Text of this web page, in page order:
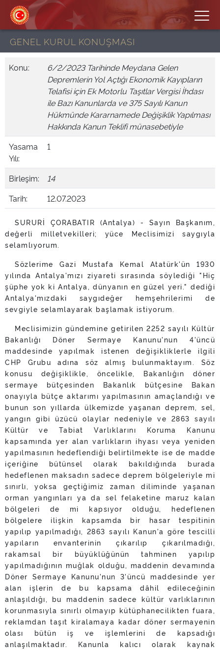
GENEL KURUL KONUŞMASI
Konu:
6/2/2023 Tarihinde Meydana Gelen
Depremlerin Yol Açtığı Ekonomik Kayıpların
Telafisi için Ek Motorlu Taşıtlar Vergisi İhdası
ile Bazı Kanunlarda ve 375 Sayılı Kanun
Hükmünde Kararnamede Değişiklik Yapılması
Hakkında Kanun Teklifi münasebetiyle
Yasama
Yılı:
1
Birleşim:
14
Tarih:
12.07.2023
SURURİ ÇORABATIR (Antalya) - Sayın Başkanım,
değerli milletvekilleri; yüce Meclisimizi saygıyla
selamlıyorum.
Sözlerime Gazi Mustafa Kemal Atatürk'ün 1930
yılında Antalya'mızı ziyareti sırasında söylediği "Hiç
şüphe yok ki Antalya, dünyanın en güzel yeri." dediği
Antalya'mızdaki saygıdeğer hemşehrilerimi de
sevgiyle selamlayarak başlamak istiyorum.
Meclisimizin gündemine getirilen 2252 sayılı Kültür
Bakanlığı Döner Sermaye Kanunu'nun 4'üncü
maddesinde yapılmak istenen değişikliklerle ilgili
CHP Grubu adına söz almış bulunmaktayım. Söz
konusu değişiklikle, öncelikle, Bakanlığın döner
sermaye bütçesinden Bakanlık bütçesine Bakan
onayıyla bütçe aktarımı yapılmasının amaçlandığı ve
bunun son yıllarda ülkemizde yaşanan deprem, sel,
yangın gibi üzücü olaylar nedeniyle ve 2863 sayılı
Kültür ve Tabiat Varlıklarını Koruma Kanunu
kapsamında yer alan varlıkların ihyası veya yeniden
yapılmasının hedeflendiği belirtilmekte ise de madde
içeriğine bütünsel olarak bakıldığında burada
hedeflenen maksadın sadece deprem bölgeleriyle mi
sınırlı, yoksa geçtiğimiz zaman diliminde yaşanan
orman yangınları ya da sel felaketine maruz kalan
bölgeleri de mi kapsıyor olduğu, hedeflenen
bölgelere ilişkin kapsamda bir hasar tespitinin
yapılıp yapılmadığı, 2863 sayılı Kanun'a göre tescilli
yapıların envanterinin çıkarılıp çıkarılmadığı,
rakamsal bir büyüklüğünün tahminen yapılıp
yapılmadığının muğlak olduğu, maddenin devamında
Döner Sermaye Kanunu'nun 3'üncü maddesinde yer
alan işlerin de bu kapsama dâhil edileceğinin
anlaşıldığı, bu maddenin sadece kültür varlıklarının
korunmasıyla sınırlı olmayıp kütüphanecilikten fuara,
reklamdan taşıt kiralamaya kadar döner sermayenin
olası bütün iş ve işlemlerini de kapsadığı
anlaşılmaktadır. Kanunla kalıcı olarak kaynak